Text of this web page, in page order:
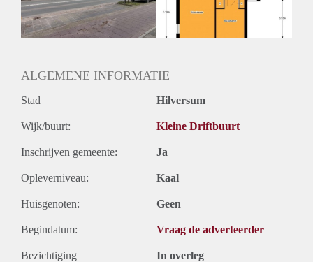
Huurtermijn
Onbepaalde termijn
Oplevering
ALGEMENE INFORMATIE
Stad Hilversum
Wijk/buurt: Kleine Driftbuurt
Inschrijven gemeente: Ja
Opleverniveau: Kaal
Huisgenoten: Geen
Begindatum: Vraag de adverteerder
Bezichtiging In overleg